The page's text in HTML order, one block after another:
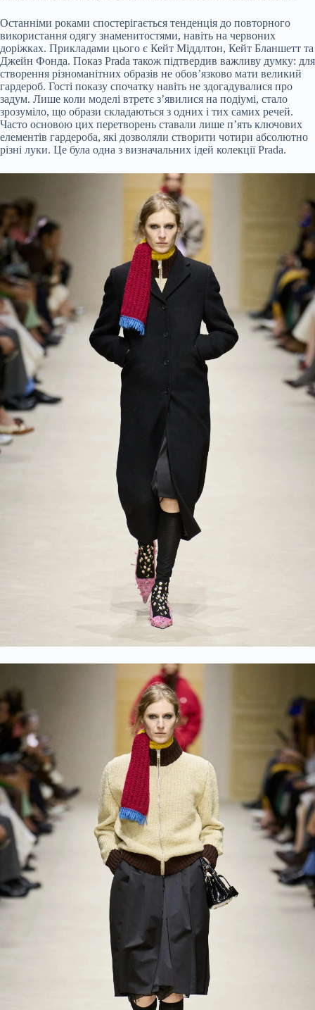
Останніми роками спостерігається тенденція до повторного
використання одягу знаменитостями, навіть на червоних
доріжках. Прикладами цього є Кейт Міддлтон, Кейт Бланшетт та
Джейн Фонда. Показ Prada також підтвердив важливу думку: для
створення різноманітних образів не обов’язково мати великий
гардероб. Гості показу спочатку навіть не здогадувалися про
задум. Лише коли моделі втретє з’явилися на подіумі, стало
зрозуміло, що образи складаються з одних і тих самих речей.
Часто основою цих перетворень ставали лише п’ять ключових
елементів гардероба, які дозволяли створити чотири абсолютно
різні луки. Це була одна з визначальних ідей колекції Prada.